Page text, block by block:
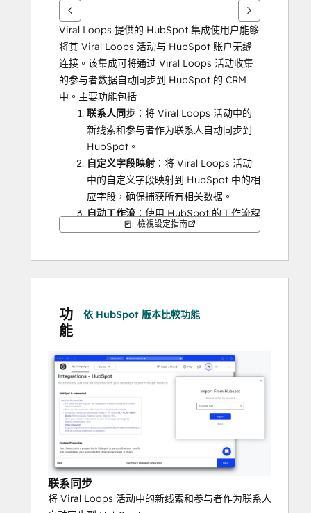
Viral Loops 提供的 HubSpot 集成使用户能够
将其 Viral Loops 活动与 HubSpot 账户无缝
连接。该集成可将通过 Viral Loops 活动收集
的参与者数据自动同步到 HubSpot 的 CRM
中。主要功能包括
联系人同步 ：将 Viral Loops 活动中的
新线索和参与者作为联系人自动同步到
HubSpot。
自定义字段映射 ：将 Viral Loops 活动
中的自定义字段映射到 HubSpot 中的相
应字段，确保捕获所有相关数据。
自动工作流：使用 HubSpot 的工作流程
自动化来培养潜在客户，并根据活动参
细分和定位：根据营销活动对联系人进
行细分，并在 HubSpot 中针对他们开展
分析和报告：直接在 HubSpot 的分析工
这种集成将 Viral Loops 的推荐营销功能与
HubSpot 强大的 CRM 和营销自动化工具相结
合，从而简化了营销工作。
檢視設定指南
功
能
依 HubSpot 版本比較功能
联系同步
将 Viral Loops 活动中的新线索和参与者作为联系人